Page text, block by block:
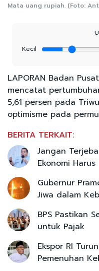
Mata uang rupiah. (Foto:
Kecil
LAPORAN Badan
mencatat
5,61 persen pada
optimisme pada
BERITA TERKAIT:
Jangan
Ekonomi
Gubernur
Jiwa dalam
BPS Pastikan
untuk Pajak
Ekspor RI
Pemenuhan